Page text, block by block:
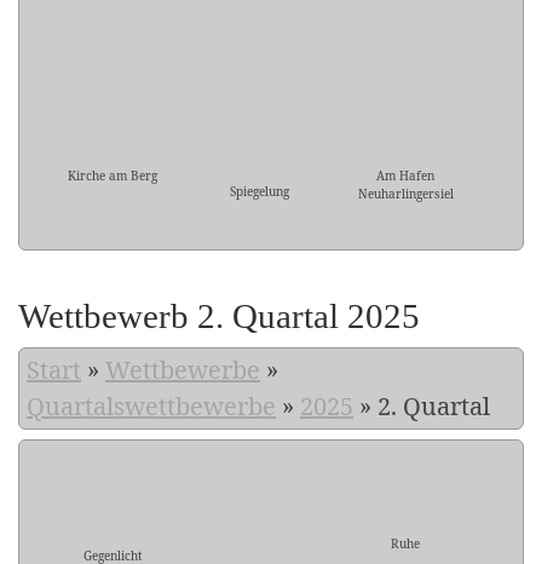
Kirche am Berg
Spiegelung
Am Hafen
Neuharlingersiel
Wettbewerb 2. Quartal 2025
Start » Wettbewerbe »
Quartalswettbewerbe » 2025 » 2. Quartal
Gegenlicht
Ruhe